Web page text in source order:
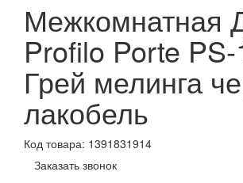
Межкомнатная
Profilo Porte
Грей мелинга
лакобель
Код товара: 1391831914
Заказать звонок